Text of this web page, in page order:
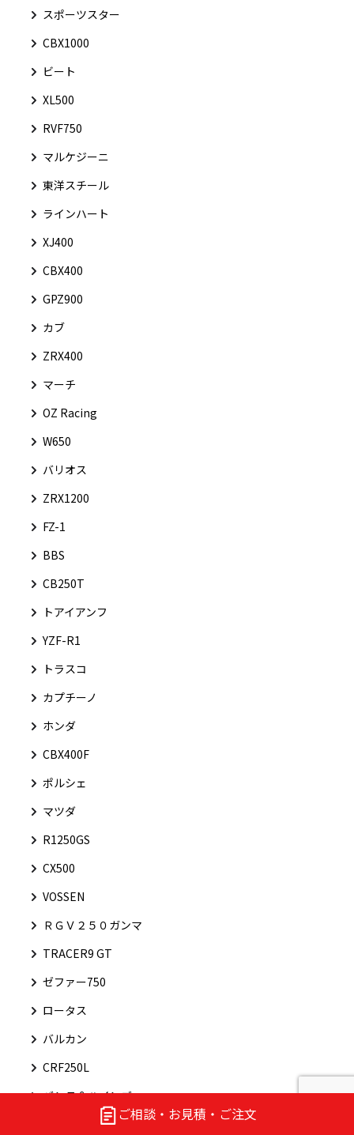
ご相談・お見積・ご注文
スポーツスター
CBX1000
ビート
XL500
RVF750
マルケジーニ
東洋スチール
ラインハート
XJ400
CBX400
GPZ900
カブ
ZRX400
マーチ
OZ Racing
W650
バリオス
ZRX1200
FZ-1
BBS
CB250T
トアイアンフ
YZF-R1
トラスコ
カプチーノ
ホンダ
CBX400F
ポルシェ
マツダ
R1250GS
CX500
VOSSEN
ＲＧＶ２５０ガンマ
TRACER9 GT
ゼファー750
ロータス
バルカン
CRF250L
バンス＆ハインズ